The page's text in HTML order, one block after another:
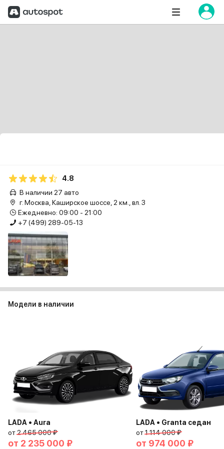
4.8
В наличии 27 авто
г. Москва, Каширское шоссе, 2 км., вл. 3
Ежедневно: 09:00 - 21:00
+7 (499) 289-05-13
Модели в наличии
LADA • Aura
от2 465 000 ₽
от 2 235 000 ₽
LADA • Granta седан
от1 114 000 ₽
от 974 000 ₽